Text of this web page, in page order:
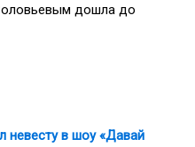
дошла до
в шоу «Давай